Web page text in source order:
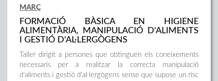
MARÇ
FORMACIÓ BÀSICA EN HIGIENE
ALIMENTÀRIA, MANIPULACIÓ D'ALIMENTS
I GESTIÓ D'AL·LERGÒGENS
Taller dirigit a persones que obtinguen els coneixements
necessaris per a realitzar la correcta manipulació
d'aliments i gestió d'al·lergògens sense que supose un risc